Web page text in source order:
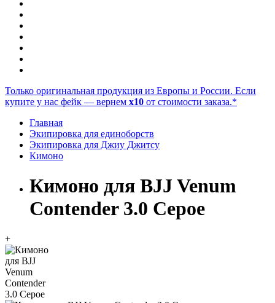
Только оригинальная продукция из Европы и России. Если
купите у нас фейк — вернем x10 от стоимости заказа.*
Главная
Экипировка для единоборств
Экипировка для Джиу Джитсу
Кимоно
Кимоно для BJJ Venum
Contender 3.0 Серое
+